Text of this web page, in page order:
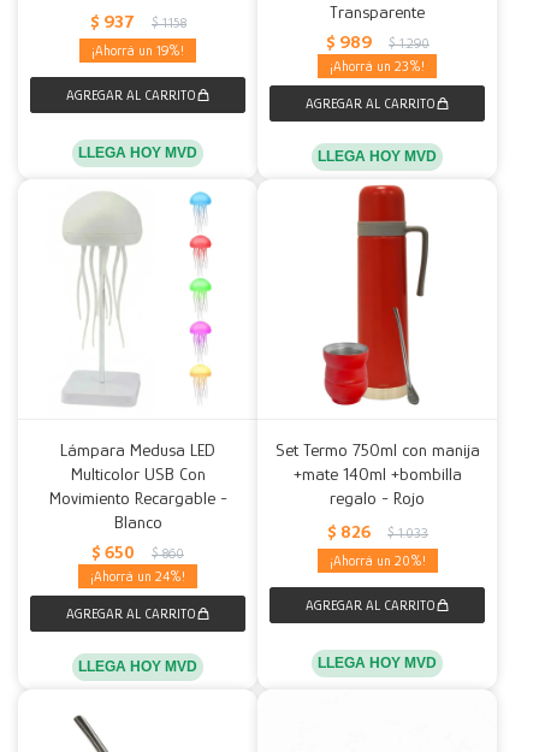
$ 937 $ 1.158
19
LLEGA HOY MVD
Transparente
$ 989 $ 1.290
23
LLEGA HOY MVD
Lámpara Medusa LED
Multicolor USB Con
Movimiento Recargable -
Blanco
$ 650 $ 860
24
LLEGA HOY MVD
Set Termo 750ml con manija
+mate 140ml +bombilla
regalo - Rojo
$ 826 $ 1.033
20
LLEGA HOY MVD